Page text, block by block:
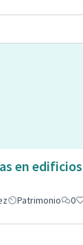
en edificios
Patrimonio 0